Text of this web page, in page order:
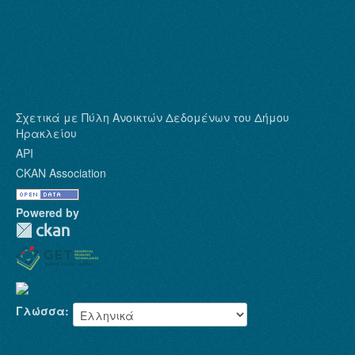
Σχετικά με Πύλη Ανοικτών Δεδομένων του Δήμου
Ηρακλείου
API
CKAN Association
Powered by
Γλώσσα